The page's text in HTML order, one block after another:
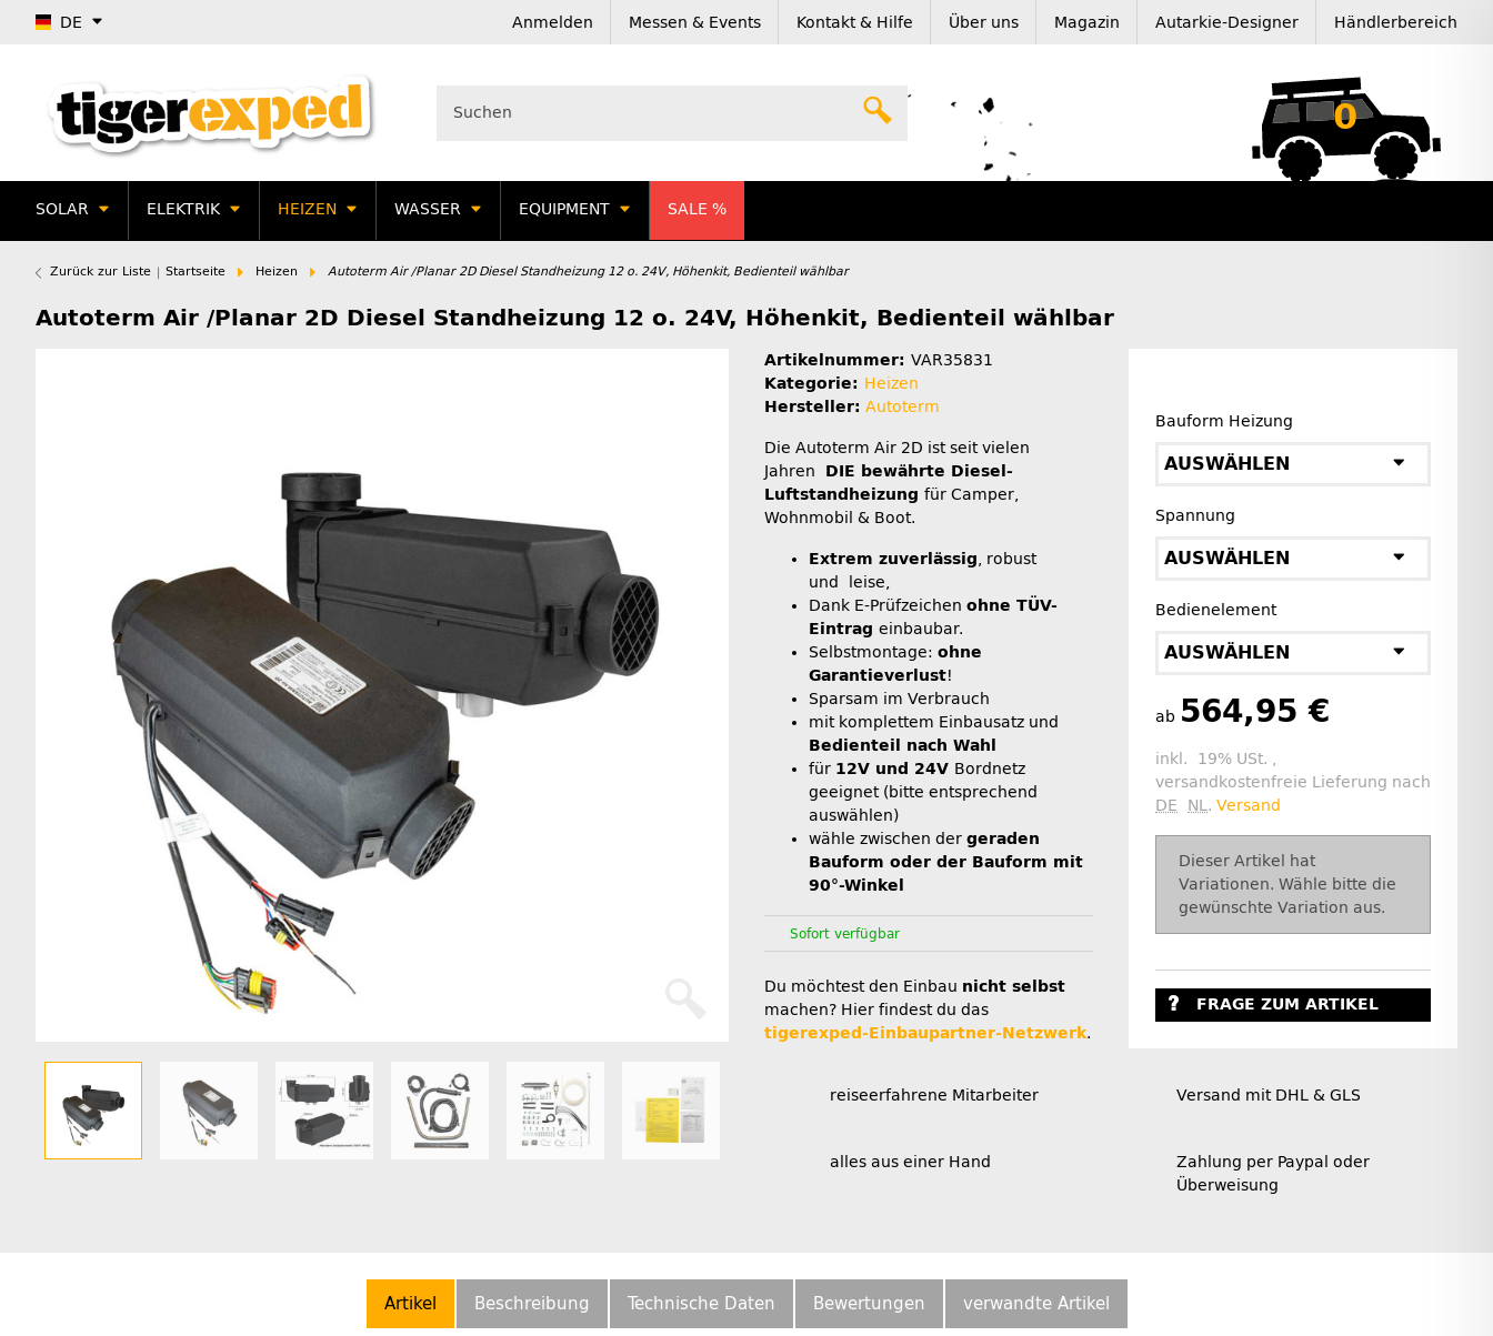
DE Anmelden Messen & Events Kontakt & Hilfe Über uns Magazin Autarkie-Designer Händlerbereich
0
SOLAR ELEKTRIK HEIZEN WASSER EQUIPMENT SALE %
Zurück zur Liste Startseite Heizen Autoterm Air /Planar 2D Diesel Standheizung 12 o. 24V, Höhenkit, Bedienteil wählbar
Autoterm Air /Planar 2D Diesel Standheizung 12 o. 24V, Höhenkit, Bedienteil wählbar
Artikelnummer: VAR35831
Kategorie: Heizen
Hersteller: Autoterm
Die Autoterm Air 2D ist seit vielen
Jahren DIE bewährte Diesel-
Luftstandheizung für Camper,
Wohnmobil & Boot.
Extrem zuverlässig, robust
und leise,
Dank E-Prüfzeichen ohne TÜV-
Eintrag einbaubar.
Selbstmontage: ohne
Garantieverlust!
Sparsam im Verbrauch
mit komplettem Einbausatz und
Bedienteil nach Wahl
für 12V und 24V Bordnetz
geeignet (bitte entsprechend
auswählen)
wähle zwischen der geraden
Bauform oder der Bauform mit
90°-Winkel
Sofort verfügbar
Du möchtest den Einbau nicht selbst
machen? Hier findest du das
tigerexped-Einbaupartner-Netzwerk.
Bauform Heizung
AUSWÄHLEN
Spannung
AUSWÄHLEN
Bedienelement
AUSWÄHLEN
ab 564,95 €
inkl. 19% USt. ,
versandkostenfreie Lieferung nach
DE
NL. Versand
x
Dieser Artikel hat
Variationen. Wähle bitte die
gewünschte Variation aus.
FRAGE ZUM ARTIKEL
reiseerfahrene Mitarbeiter Versand mit DHL & GLS
alles aus einer Hand
Zahlung per Paypal oder
Überweisung
Artikel Beschreibung Technische Daten Bewertungen verwandte Artikel